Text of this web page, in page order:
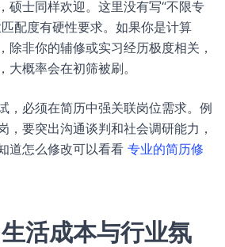
硕士同样欢迎。这里没有写“不限专
配度有硬性要求。如果你是计算
除非你的辅修或实习经历极度相关，
大概率会在初筛被刷。
，必须在简历中强关联岗位需求。例
，要突出沟通谈判和社会调研能力，
道怎么修改可以看看 专业的简历修
活成本与行业氛